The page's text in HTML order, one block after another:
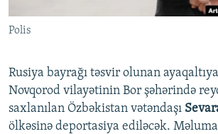
Polis
Rusiya bayrağı təsvir olunan
Novqorod vilayətinin Bor şəhərində
saxlanılan Özbəkistan vətəndaşı
ölkəsinə deportasiya ediləcək.